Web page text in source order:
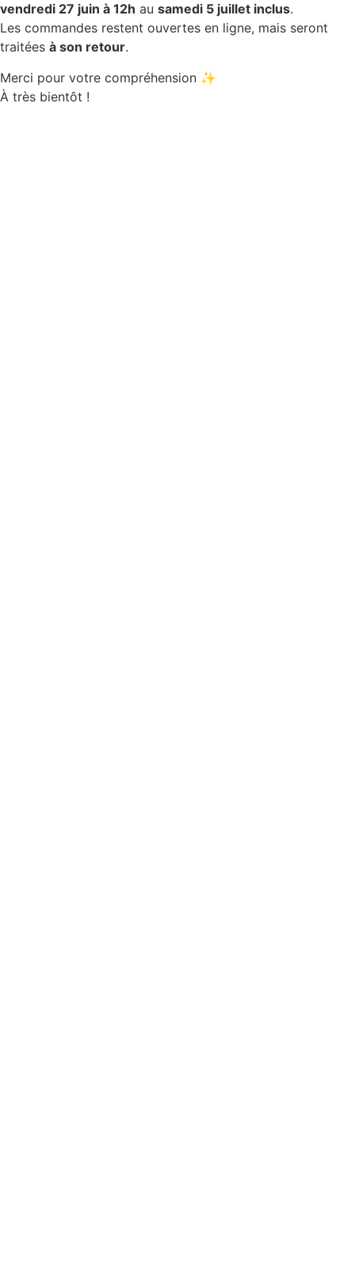
vendredi 27 juin à 12h au samedi 5 juillet inclus.
Les commandes restent ouvertes en ligne, mais seront
traitées à son retour.
Merci pour votre compréhension ✨
À très bientôt !